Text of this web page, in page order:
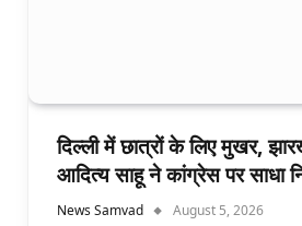
दिल्ली में छात्रों के लिए मुखर,
आदित्य साहू ने कांग्रेस पर साधा
News Samvad August 5, 2026